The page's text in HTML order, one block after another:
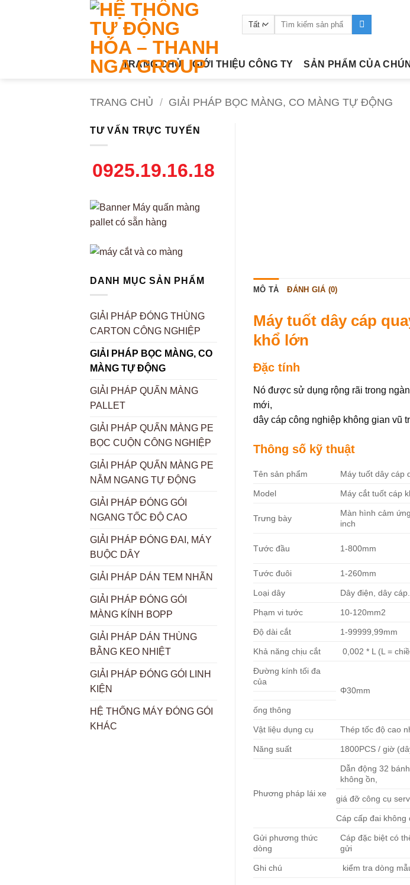
Tìm
TRANG CHỦ GIỚI THIỆU CÔNG TY SẢN PHẨM CỦA
TRANG CHỦ / GIẢI PHÁP BỌC MÀNG, CO MÀNG TỰ ĐỘNG
TƯ VẤN TRỰC TUYẾN
0925.19.16.18
DANH MỤC SẢN PHẨM
GIẢI PHÁP ĐÓNG THÙNG
CARTON CÔNG NGHIỆP
GIẢI PHÁP BỌC MÀNG, CO
MÀNG TỰ ĐỘNG
GIẢI PHÁP QUẤN MÀNG
PALLET
GIẢI PHÁP QUẤN MÀNG PE
BỌC CUỘN CÔNG NGHIỆP
GIẢI PHÁP QUẤN MÀNG PE
NẰM NGANG TỰ ĐỘNG
GIẢI PHÁP ĐÓNG GÓI
NGANG TỐC ĐỘ CAO
GIẢI PHÁP ĐÓNG ĐAI, MÁY
BUỘC DÂY
GIẢI PHÁP DÁN TEM NHÃN
GIẢI PHÁP ĐÓNG GÓI
MÀNG KÍNH BOPP
GIẢI PHÁP DÁN THÙNG
BẰNG KEO NHIỆT
GIẢI PHÁP ĐÓNG GÓI LINH
KIỆN
HỆ THỐNG MÁY ĐÓNG GÓI
KHÁC
MÔ TẢ ĐÁNH GIÁ (0)
Máy tuốt dây cáp
khổ lớn
Đặc tính
Nó được sử dụng rộng rãi trong
mới,
dây cáp công nghiệp không gian vũ
Thông số kỹ thuật
Tên sản phẩm Máy tuốt dây cáp
Model Máy cắt tuốt cáp
Trưng bày
Màn hình cảm
inch
Tước đầu 1-800mm
Tước đuôi 1-260mm
Loại dây Dây điện, dây
Phạm vi tước 10-120mm2
Độ dài cắt 1-99999,99mm
Khả năng chịu cắt 0,002 * L (L =
Đường kính tối đa
của
Φ30mm
ống thông
Vật liệu dụng cụ Thép tốc độ cao
Năng suất 1800PCS / giờ
Phương pháp lái xe
Dẫn động 32
không ồn,
giá đỡ công cụ
Cáp cấp đai không
Gửi phương thức
dòng
Cáp đặc biệt có
gửi
Ghi chú kiểm tra dòng